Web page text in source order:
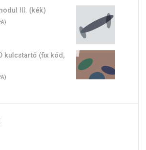
III. (kék)
kulcstartó (fix kód,